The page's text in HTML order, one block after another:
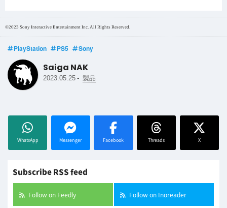
©2023 Sony Interactive Entertainment Inc. All Rights Reserved.
PlayStation PS5 Sony
Saiga NAK
2023.05.25 - 製品
WhatsApp Messenger Facebook Threads X
Subscribe RSS feed
Follow on Feedly Follow on Inoreader